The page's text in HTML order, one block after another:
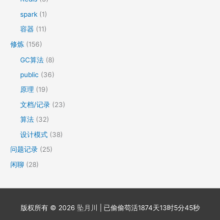
spark (1)
容器 (11)
修炼 (156)
GC算法 (8)
public (36)
原理 (19)
文档/记录 (23)
算法 (32)
设计模式 (38)
问题记录 (25)
闲聊 (28)
版权所有 © 2026 坠月川 | 已偷偷苟活1874天13时5分45秒